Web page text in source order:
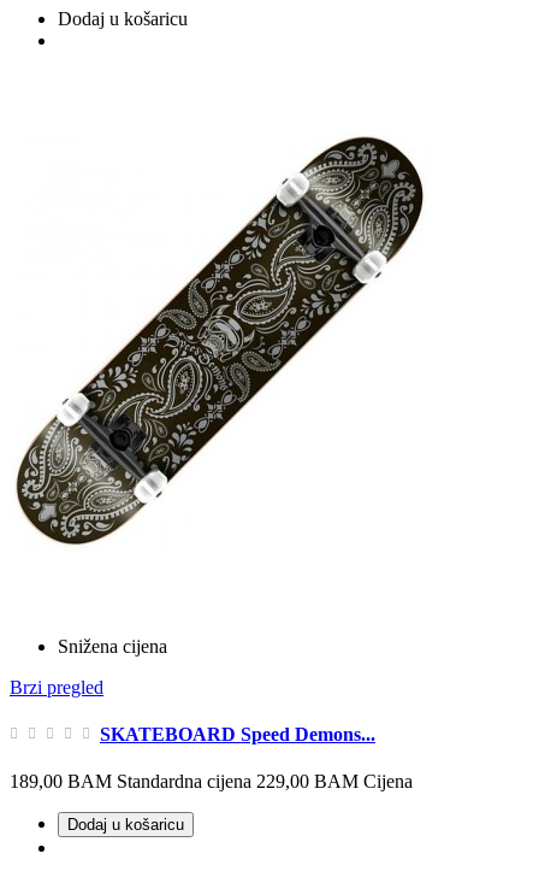
Dodaj u košaricu
Snižena cijena
Brzi pregled
SKATEBOARD Speed Demons...
189,00 BAM Standardna cijena 229,00 BAM Cijena
Dodaj u košaricu